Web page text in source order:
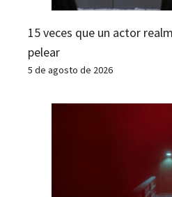
15 veces que un actor
pelear
5 de agosto de 2026